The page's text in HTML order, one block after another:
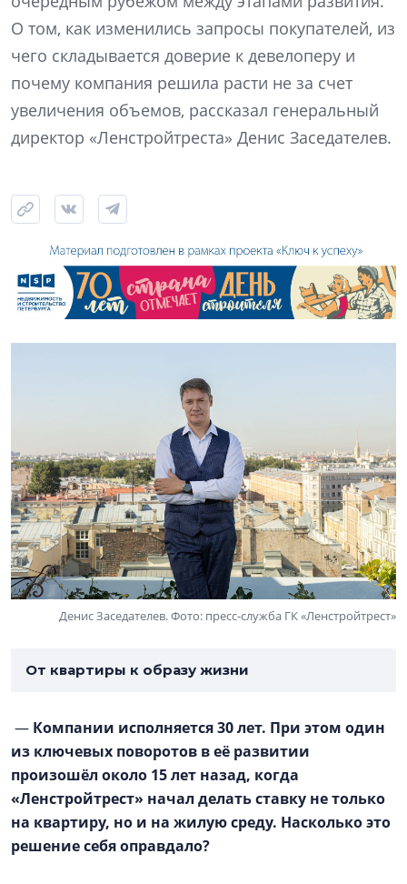
О том, как изменились запросы покупателей, из
чего складывается доверие к девелоперу и
почему компания решила расти не за счет
увеличения объемов, рассказал генеральный
директор «Ленстройтреста» Денис Заседателев.
Денис Заседателев. Фото: пресс-служба ГК «Ленстройтрест»
От квартиры к образу жизни
— Компании исполняется 30 лет. При этом один
из ключевых поворотов в её развитии
произошёл около 15 лет назад, когда
«Ленстройтрест» начал делать ставку не только
на квартиру, но и на жилую среду. Насколько это
решение себя оправдало?